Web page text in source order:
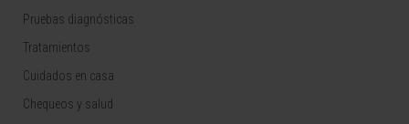
Pruebas diagnósticas
Tratamientos
Cuidados en casa
Chequeos y salud